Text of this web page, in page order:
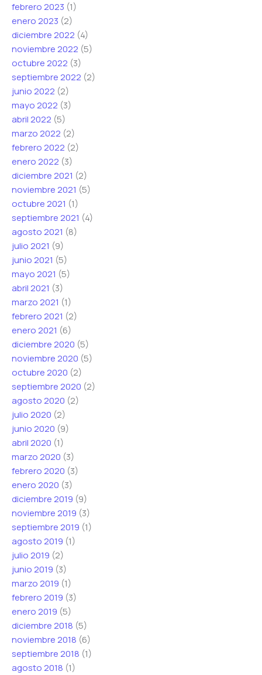
febrero 2023 (1)
enero 2023 (2)
diciembre 2022 (4)
noviembre 2022 (5)
octubre 2022 (3)
septiembre 2022 (2)
junio 2022 (2)
mayo 2022 (3)
abril 2022 (5)
marzo 2022 (2)
febrero 2022 (2)
enero 2022 (3)
diciembre 2021 (2)
noviembre 2021 (5)
octubre 2021 (1)
septiembre 2021 (4)
agosto 2021 (8)
julio 2021 (9)
junio 2021 (5)
mayo 2021 (5)
abril 2021 (3)
marzo 2021 (1)
febrero 2021 (2)
enero 2021 (6)
diciembre 2020 (5)
noviembre 2020 (5)
octubre 2020 (2)
septiembre 2020 (2)
agosto 2020 (2)
julio 2020 (2)
junio 2020 (9)
abril 2020 (1)
marzo 2020 (3)
febrero 2020 (3)
enero 2020 (3)
diciembre 2019 (9)
noviembre 2019 (3)
septiembre 2019 (1)
agosto 2019 (1)
julio 2019 (2)
junio 2019 (3)
marzo 2019 (1)
febrero 2019 (3)
enero 2019 (5)
diciembre 2018 (5)
noviembre 2018 (6)
septiembre 2018 (1)
agosto 2018 (1)